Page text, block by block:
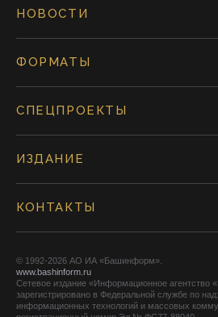
НОВОСТИ
ФОРМАТЫ
СПЕЦПРОЕКТЫ
ИЗДАНИЕ
КОНТАКТЫ
© 1992-2026 АО ИА «Башинформ».
www.bashinform.ru
Сетевое издание «Информационное агентство
зарегистрировано в Федеральной службе по
информационных технологий и массовых